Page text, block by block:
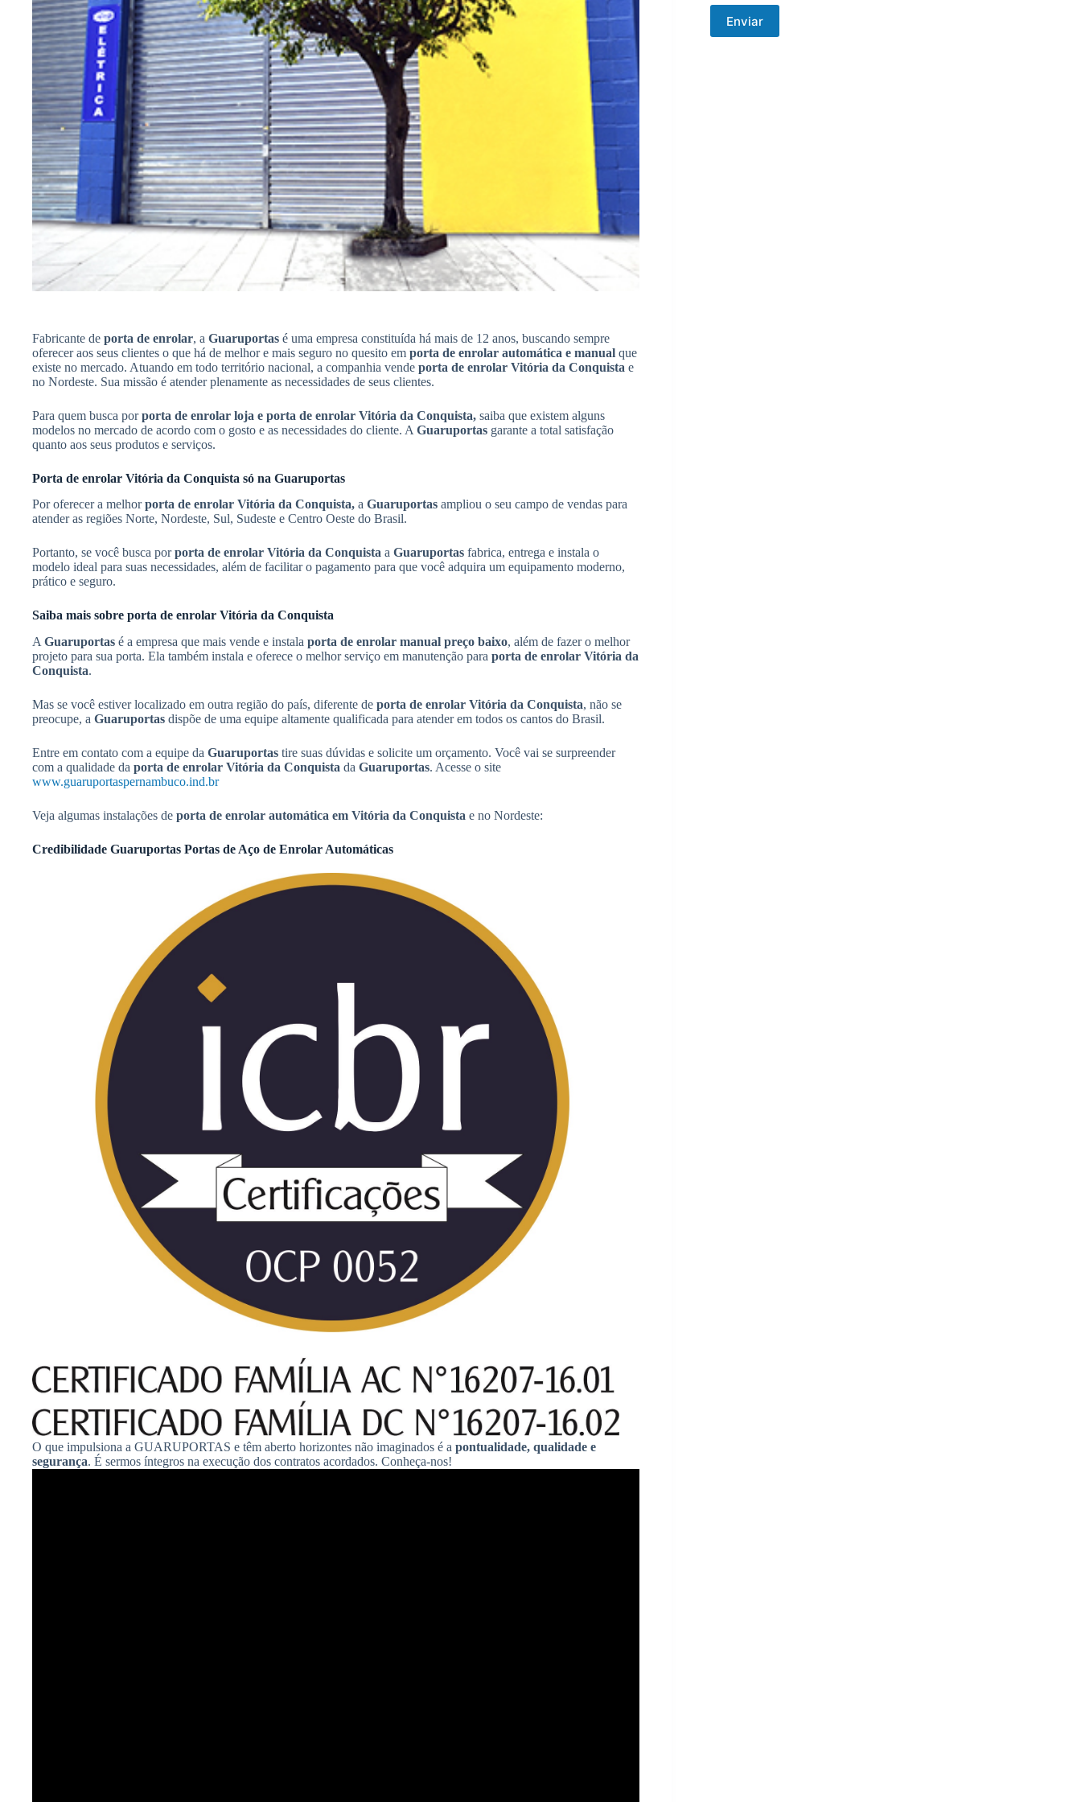
Fabricante de porta de enrolar, a Guaruportas é uma empresa constituída há mais de 12 anos, buscando sempre
oferecer aos seus clientes o que há de melhor e mais seguro no quesito em porta de enrolar automática e manual que
existe no mercado. Atuando em todo território nacional, a companhia vende porta de enrolar Vitória da Conquista e
no Nordeste. Sua missão é atender plenamente as necessidades de seus clientes.
Para quem busca porporta de enrolar loja e porta de enrolar Vitória da Conquista, saiba que existem alguns
modelos no mercado de acordo com o gosto e as necessidades do cliente. A Guaruportas garante a total satisfação
quanto aos seus produtos e serviços.
Porta de enrolar Vitória da Conquista só na Guaruportas
Por oferecer a melhorporta de enrolar Vitória da Conquista, a Guaruportas ampliou o seu campo de vendas para
atender as regiões Norte, Nordeste, Sul, Sudeste e Centro Oeste do Brasil.
Portanto, se você busca porporta de enrolar Vitória da Conquista a Guaruportas fabrica, entrega e instala o
modelo ideal para suas necessidades, além de facilitar o pagamento para que você adquira um equipamento moderno,
prático e seguro.
Saiba mais sobre porta de enrolar Vitória da Conquista
A Guaruportas é a empresa que mais vende e instala porta de enrolar manual preço baixo, além de fazer o melhor
projeto para sua porta. Ela também instala e oferece o melhor serviço em manutenção para porta de enrolar Vitória da
Conquista.
Mas se você estiver localizado em outra região do país, diferente de porta de enrolar Vitória da Conquista, não se
preocupe, a Guaruportas dispõe de uma equipe altamente qualificada para atender em todos os cantos do Brasil.
Entre em contato com a equipe da Guaruportas tire suas dúvidas e solicite um orçamento. Você vai se surpreender
com a qualidade da porta de enrolar Vitória da Conquista da Guaruportas. Acesse o site
www.guaruportaspernambuco.ind.br
Veja algumas instalações de porta de enrolar automática em Vitória da Conquista e no Nordeste:
Credibilidade Guaruportas Portas de Aço de Enrolar Automáticas
O que impulsiona a GUARUPORTAS e têm aberto horizontes não imaginados é a pontualidade, qualidade e
segurança. É sermos íntegros na execução dos contratos acordados. Conheça-nos!